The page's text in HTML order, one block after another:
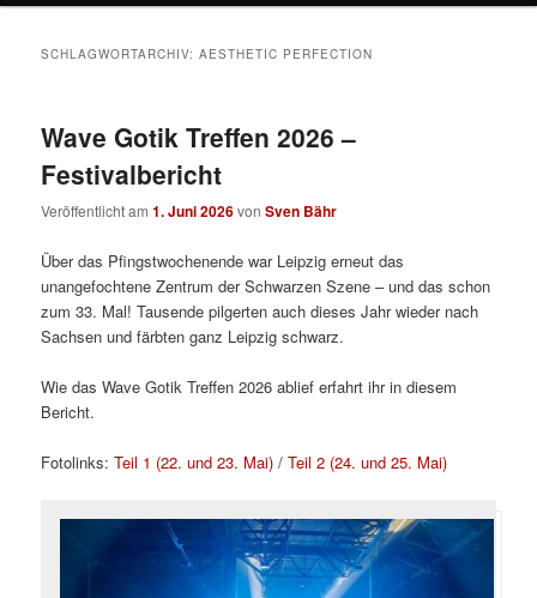
SCHLAGWORTARCHIV:AESTHETIC PERFECTION
Wave Gotik Treffen 2026 –
Festivalbericht
Veröffentlicht am1. Juni 2026vonSven Bähr
Über das Pfingstwochenende war Leipzig erneut das
unangefochtene Zentrum der Schwarzen Szene – und das schon
zum 33. Mal! Tausende pilgerten auch dieses Jahr wieder nach
Sachsen und färbten ganz Leipzig schwarz.
Wie das Wave Gotik Treffen 2026 ablief erfahrt ihr in diesem
Bericht.
Fotolinks:Teil 1 (22. und 23. Mai) /Teil 2 (24. und 25. Mai)